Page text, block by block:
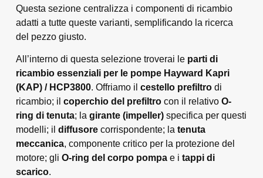
Questa sezione centralizza i componenti di ricambio
adatti a tutte queste varianti, semplificando la ricerca
del pezzo giusto.
All’interno di questa selezione troverai le parti di
ricambio essenziali per le pompe Hayward Kapri
(KAP) / HCP3800. Offriamo il cestello prefiltrodi
ricambio; il coperchio del prefiltrocon il relativo O-
ring di tenuta; la girante (impeller)specifica per questi
modelli; il diffusorecorrispondente; la tenuta
meccanica, componente critico per la protezione del
motore; gli O-ring del corpo pompae i tappi di
scarico.